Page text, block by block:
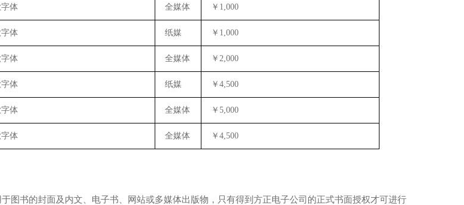
体 全媒体 ￥1,000
体 纸媒 ￥1,000
体 全媒体 ￥2,000
体 纸媒 ￥4,500
体 全媒体 ￥5,000
体 全媒体 ￥4,500
图书的封面及内文、电子书、网站或多媒体出版物，只有得到方正电子公司的正式书面授权才可进行